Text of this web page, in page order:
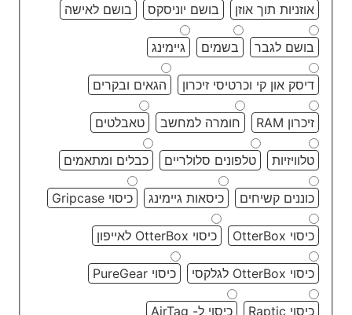
אוזניות תוך אוזן בושם יוניסקס בושם לאישה
בושם לגבר בשמים גיימינג
דיסק און קי וכרטיסי זיכרון הגאים ובקרים
זיכרון RAM חומרה למחשב טאבלטים
טלוויזיות טלפונים סלולריים כבלים ומתאמים
כוננים קשיחים כיסאות גיימינג כיסוי Gripcase
כיסוי OtterBox כיסוי OtterBox לאייפון
כיסוי OtterBox לגלקסי כיסוי PureGear
כיסוי Raptic כיסוי ל- AirTag